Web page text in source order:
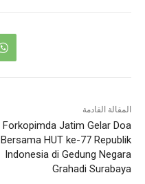
المقالة القادمة
Forkopimda Jatim Gelar Doa
Bersama HUT ke-77 Republik
Indonesia di Gedung Negara
Grahadi Surabaya